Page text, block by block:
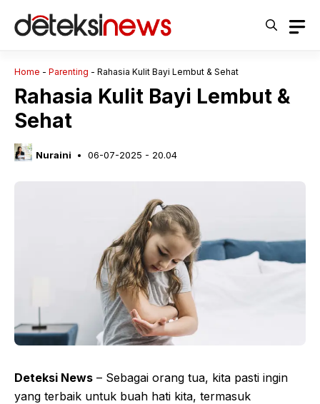
Home - Parenting - Rahasia Kulit Bayi Lembut & Sehat
Rahasia Kulit Bayi Lembut &
Sehat
Nuraini 06-07-2025 - 20.04
Deteksi News – Sebagai orang tua, kita pasti ingin
yang terbaik untuk buah hati kita, termasuk